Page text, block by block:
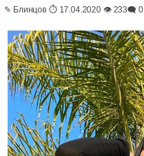
✎ Блинцов ⏱ 17.04.2020 👁 233🗨 0